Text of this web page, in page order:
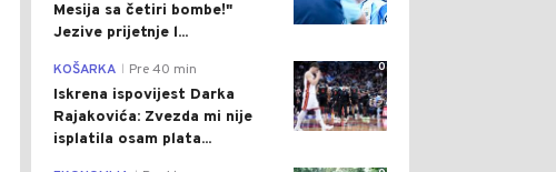
Mesija sa četiri bombe!"
Jezive prijetnje l...
0
KOŠARKA Pre 40 min
Iskrena ispovijest Darka
Rajakovića: Zvezda mi nije
isplatila osam plata...